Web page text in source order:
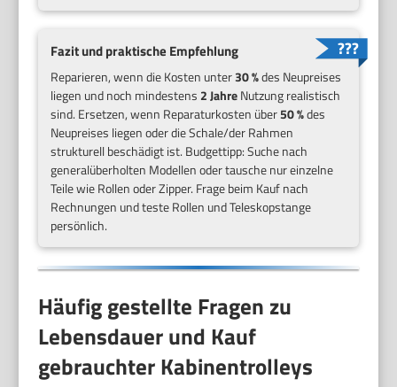
Fazit und praktische Empfehlung
Reparieren, wenn die Kosten unter30 %des Neupreises
liegen und noch mindestens 2 JahreNutzung realistisch
sind. Ersetzen, wenn Reparaturkosten über50 %des
Neupreises liegen oder die Schale/der Rahmen
strukturell beschädigt ist. Budgettipp: Suche nach
generalüberholten Modellen oder tausche nur einzelne
Teile wie Rollen oder Zipper. Frage beim Kauf nach
Rechnungen und teste Rollen und Teleskopstange
persönlich.
Häufig gestellte Fragen zu
Lebensdauer und Kauf
gebrauchter Kabinentrolleys